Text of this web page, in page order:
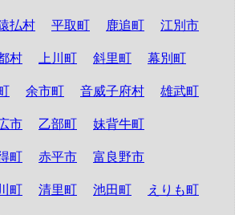
払村 平取町 鹿追町 江別市
村 上川町 斜里町 幕別町
余市町 音威子府村 雄武町
市 乙部町 妹背牛町
町 赤平市 富良野市
町 清里町 池田町 えりも町